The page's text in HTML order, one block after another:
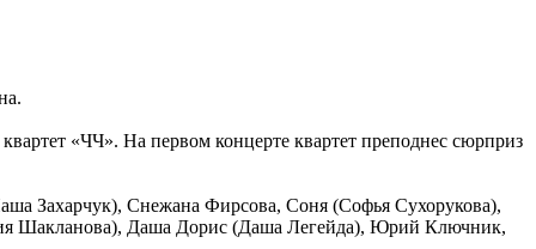
«ЧЧ». На первом концерте квартет преподнес сюрприз
Захарчук), Снежана Фирсова, Соня (Софья Сухорукова),
Шакланова), Даша Дорис (Даша Легейда), Юрий Ключник,